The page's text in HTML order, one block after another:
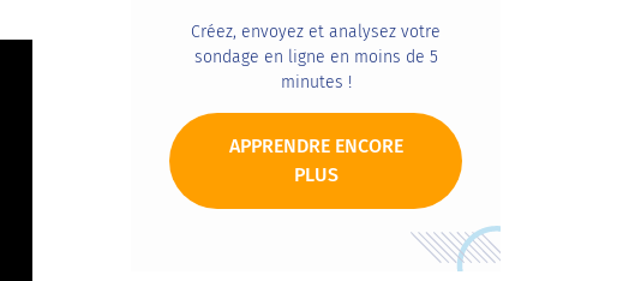
Créez, envoyez et analysez votre
sondage en ligne en moins de 5
minutes !
APPRENDRE ENCORE
PLUS